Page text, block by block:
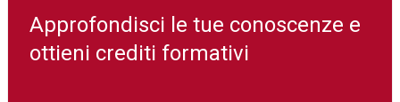
Approfondisci le tue conoscenze e
ottieni crediti formativi